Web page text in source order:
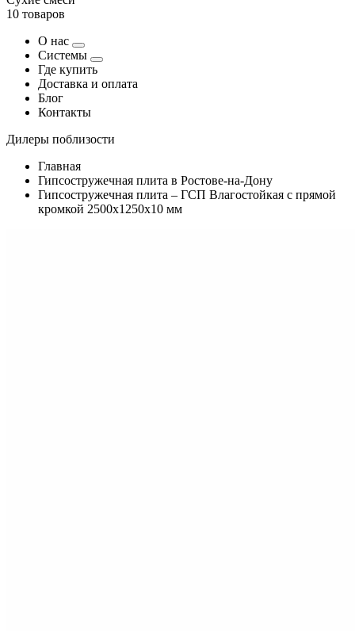
10 товаров
О нас
Системы
Где купить
Доставка и оплата
Блог
Контакты
Дилеры поблизости
Главная
Гипсостружечная плита в Ростове-на-Дону
Гипсостружечная плита – ГСП Влагостойкая с прямой
кромкой 2500х1250х10 мм